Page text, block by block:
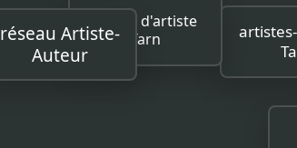
atelier d'artiste
Tarn
réseau Artiste-
Auteur